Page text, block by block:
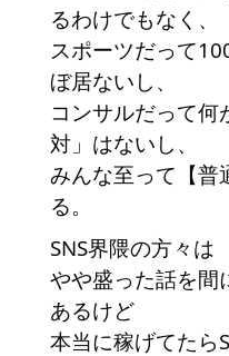
るわけでもなく、
スポーツだって
ぼ居ないし、
コンサルだって
対」はないし、
みんな至って【普
る。
SNS界隈の方々は
やや盛った話を間
あるけど
本当に稼げてたら